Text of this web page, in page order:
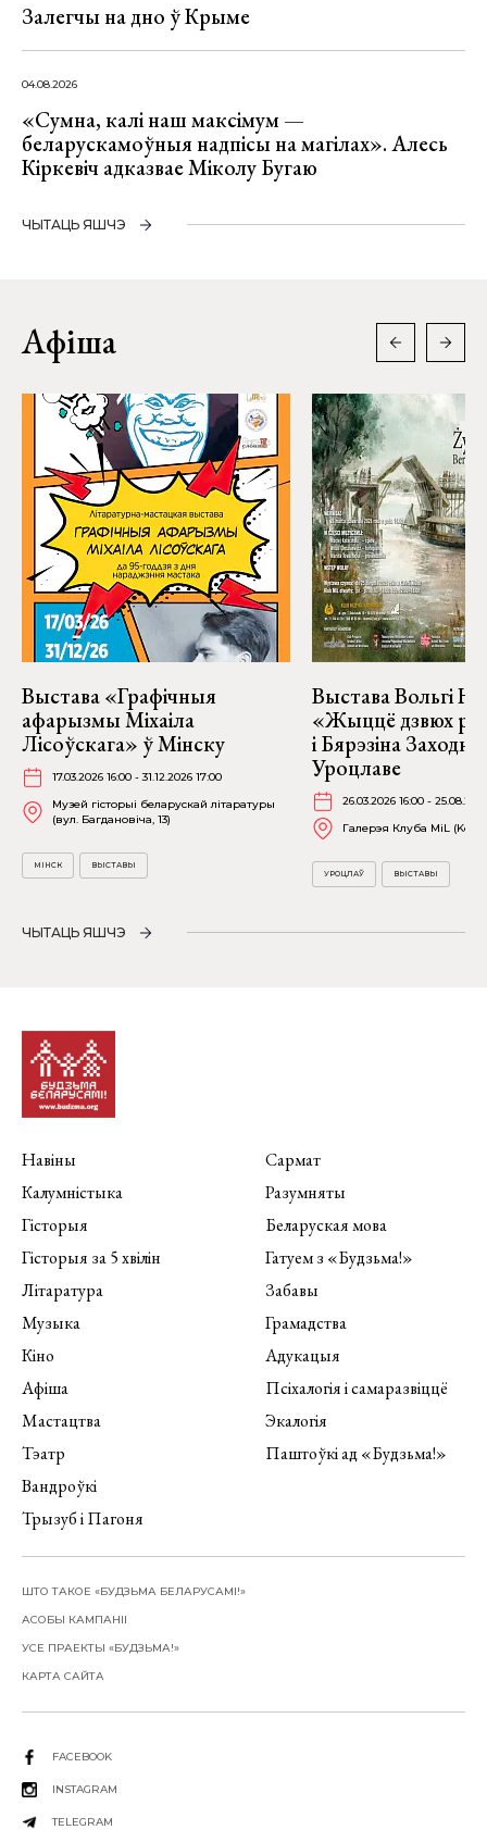
Залегчы на дно ў Крыме
04.08.2026
«Сумна, калі наш максімум —
беларускамоўныя надпісы на магілах». Алесь
Кіркевіч адказвае Міколу Бугаю
ЧЫТАЦЬ ЯШЧЭ
Афіша
Выстава «Графічныя
афарызмы Міхаіла
Лісоўскага» ў Мінску
17.03.2026 16:00 - 31.12.2026 17:00
Музей гісторыі беларускай літаратуры
(вул. Багдановіча, 13)
МІНСК ВЫСТАВЫ
Выстава Вольгі
«Жыццё дзвюх
і Бярэзіна
Уроцлаве
26.03.2026 16:00 -
Галерэя Клуба MiL
УРОЦЛАЎ ВЫСТАВЫ
ЧЫТАЦЬ ЯШЧЭ
Навіны
Калумністыка
Гісторыя
Гісторыя за 5 хвілін
Літаратура
Музыка
Кіно
Афіша
Мастацтва
Тэатр
Вандроўкі
Трызуб і Пагоня
Сармат
Разумняты
Беларуская мова
Гатуем з «Будзьма!»
Забавы
Грамадства
Адукацыя
Псіхалогія і самаразвіццё
Экалогія
Паштоўкі ад «Будзьма!»
ШТО ТАКОЕ «БУДЗЬМА БЕЛАРУСАМІ!»
АСОБЫ КАМПАНІІ
УСЕ ПРАЕКТЫ «БУДЗЬМА!»
КАРТА САЙТА
FACEBOOK
INSTAGRAM
TELEGRAM